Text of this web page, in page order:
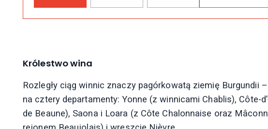
Królestwo wina
Rozległy ciąg winnic znaczy pagórkowatą ziemię Burgundii
na cztery departamenty: Yonne (z winnicami Chablis), Côte-
de Beaune), Saona i Loara (z Côte Chalonnaise oraz